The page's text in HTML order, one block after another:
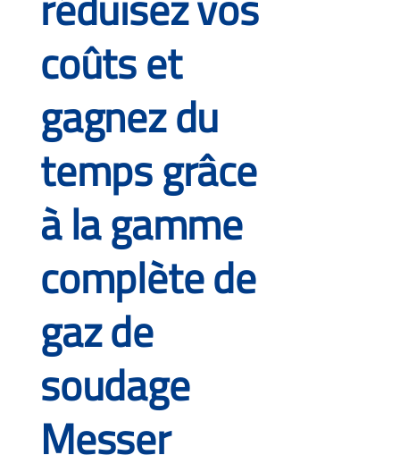
coûts et
gagnez du
temps grâce
à la gamme
complète de
gaz de
soudage
Messer